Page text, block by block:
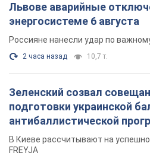
Львове аварийные
энергосистеме 6 августа
Россияне нанесли удар по
2 часа назад 10,7 т.
Зеленский созвал
подготовки украинской
антибаллистической
решения готовятся
В Киеве рассчитывают на
FREYJA